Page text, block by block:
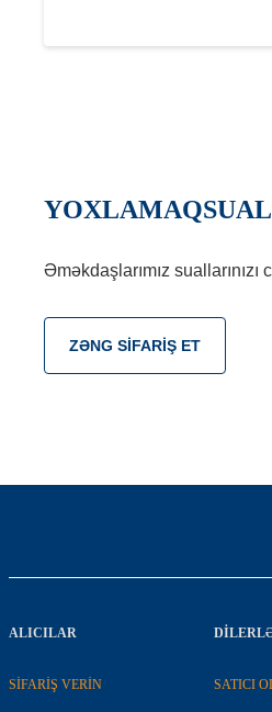
Əməkdaşlarımız suallarınızı
ZƏNG SIFARIŞ ET
ALICILAR
SİFARİŞ VERİN SATICI